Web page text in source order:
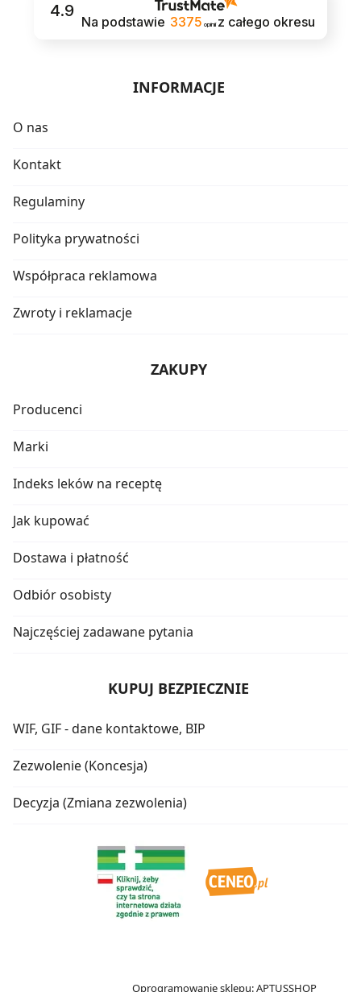
4.9
Na podstawie 3375 opinii z całego okresu
INFORMACJE
O nas
Kontakt
Regulaminy
Polityka prywatności
Współpraca reklamowa
Zwroty i reklamacje
ZAKUPY
Producenci
Marki
Indeks leków na receptę
Jak kupować
Dostawa i płatność
Odbiór osobisty
Najczęściej zadawane pytania
KUPUJ BEZPIECZNIE
WIF, GIF - dane kontaktowe, BIP
Zezwolenie (Koncesja)
Decyzja (Zmiana zezwolenia)
Oprogramowanie sklepu:APTUSSHOP